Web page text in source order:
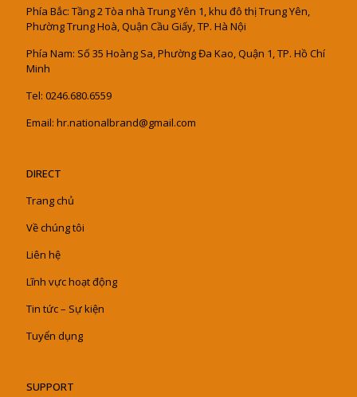
Phía Bắc: Tầng 2 Tòa nhà Trung Yên 1, khu đô thị Trung Yên,
Phường Trung Hoà, Quận Cầu Giấy, TP. Hà Nội
Phía Nam: Số 35 Hoàng Sa, Phường Đa Kao, Quận 1, TP. Hồ Chí
Minh
Tel: 0246.680.6559
Email: hr.nationalbrand@gmail.com
DIRECT
Trang chủ
Về chúng tôi
Liên hệ
Lĩnh vực hoạt động
Tin tức – Sự kiện
Tuyển dụng
SUPPORT